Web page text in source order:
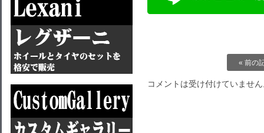
« 前の
コメントは受け付けていませ